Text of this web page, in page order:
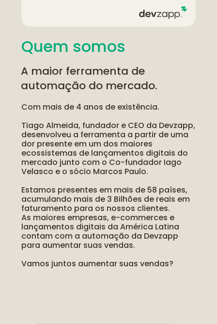
Quem somos
A maior ferramenta de
automação do mercado.
Com mais de 4 anos de existência.
Tiago Almeida, fundador e CEO da Devzapp,
desenvolveu a ferramenta a partir de uma
dor presente em um dos maiores
ecossistemas de lançamentos digitais do
mercado junto com o Co-fundador Iago
Velasco e o sócio Marcos Paulo.
Estamos presentes em mais de 58 países,
acumulando mais de 3 Bilhões de reais em
faturamento para os nossos clientes.
As maiores empresas, e-commerces e
lançamentos digitais da América Latina
contam com a automação da Devzapp
para aumentar suas vendas.
Vamos juntos aumentar suas vendas?